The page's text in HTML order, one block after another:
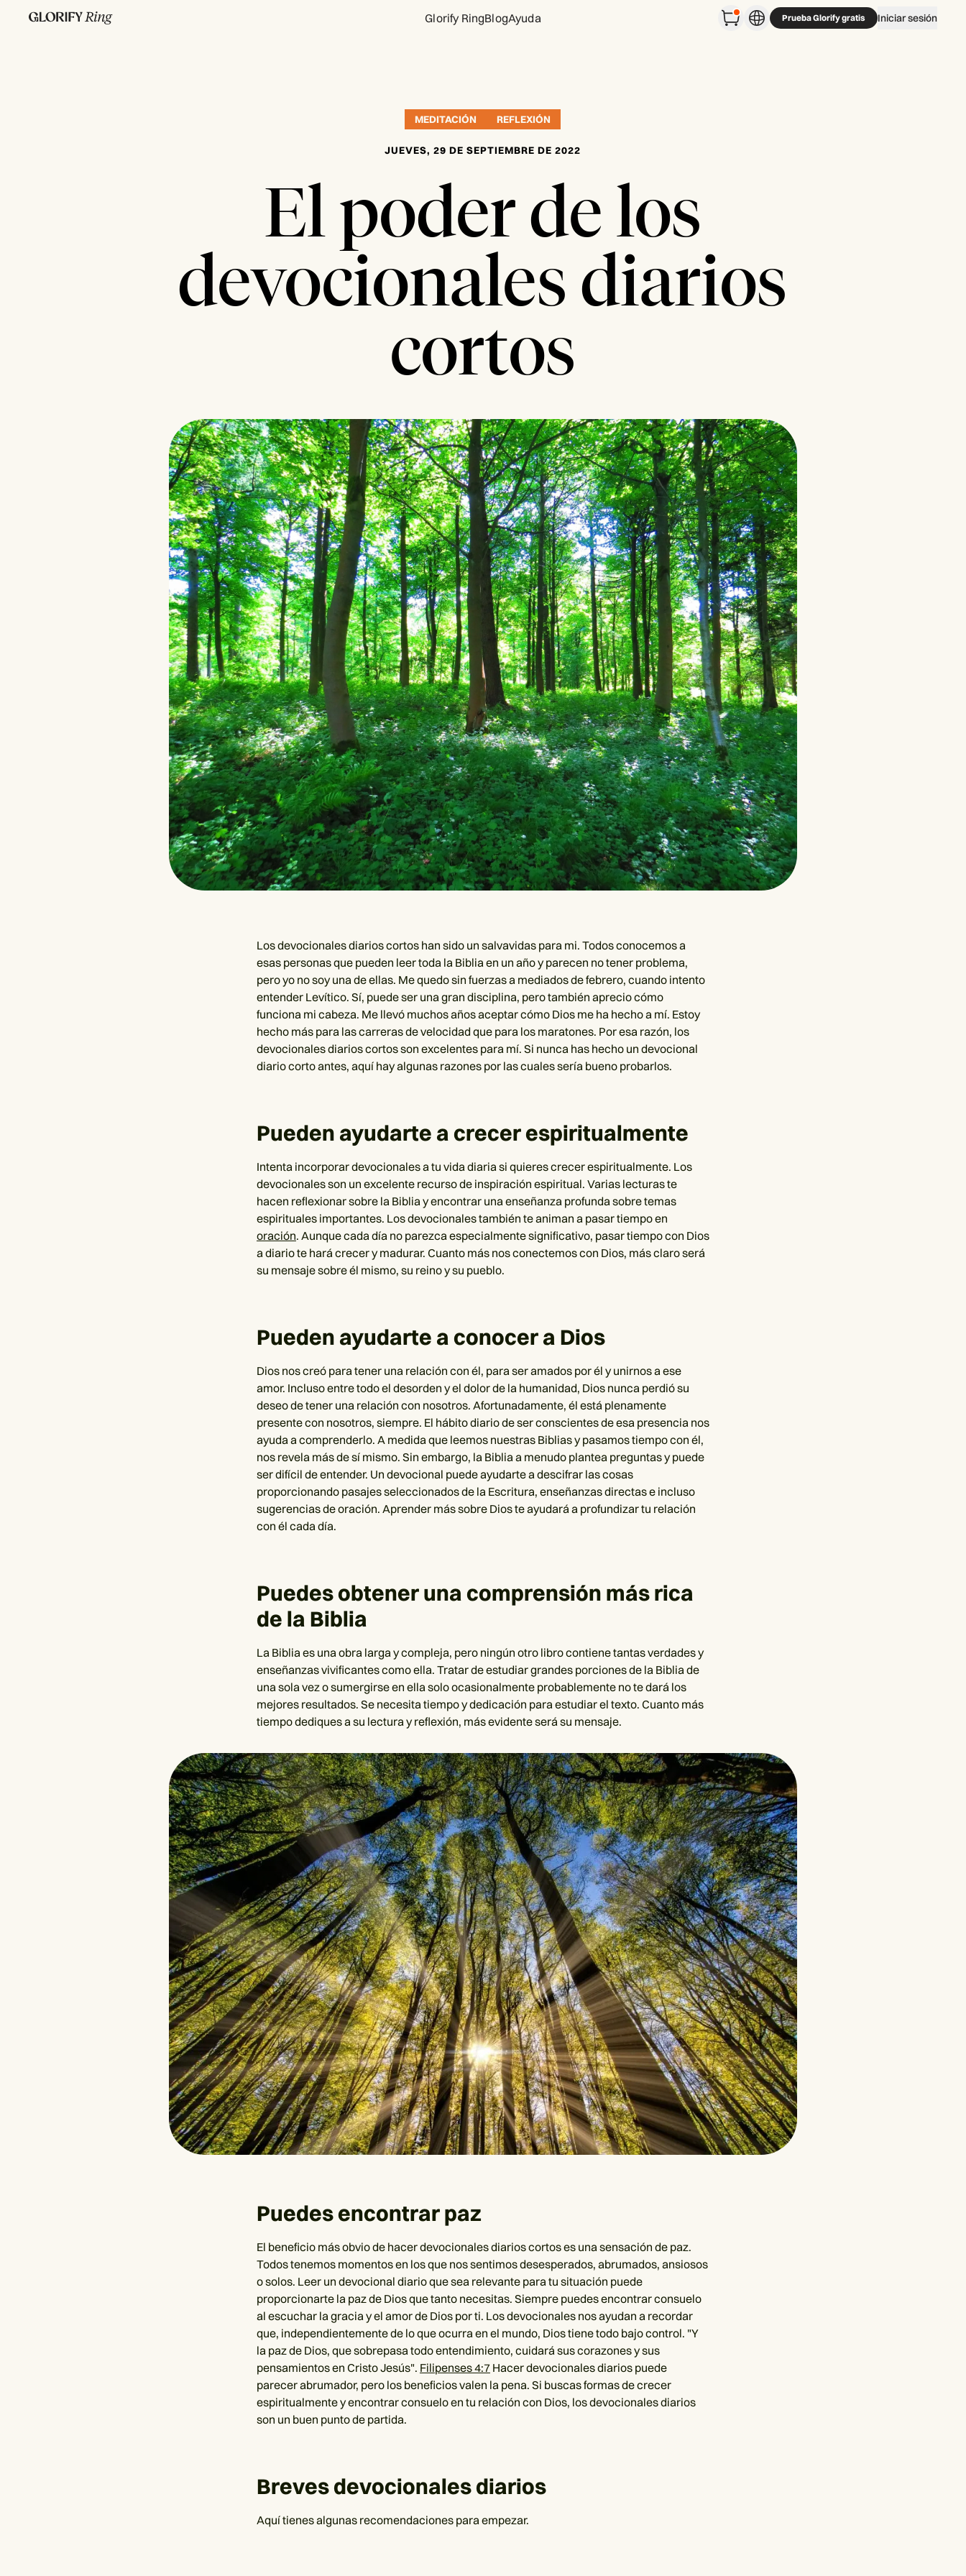
Glorify RingBlogAyuda Prueba Glorify gratis Iniciar sesión
MEDITACIÓN REFLEXIÓN
JUEVES, 29 DE SEPTIEMBRE DE 2022
El poder de los
devocionales diarios
cortos
Los devocionales diarios cortos han sido un salvavidas para mi. Todos conocemos a
esas personas que pueden leer toda la Biblia en un año y parecen no tener problema,
pero yo no soy una de ellas. Me quedo sin fuerzas a mediados de febrero, cuando intento
entender Levítico. Sí, puede ser una gran disciplina, pero también aprecio cómo
funciona mi cabeza. Me llevó muchos años aceptar cómo Dios me ha hecho a mí. Estoy
hecho más para las carreras de velocidad que para los maratones. Por esa razón, los
devocionales diarios cortos son excelentes para mí. Si nunca has hecho un devocional
diario corto antes, aquí hay algunas razones por las cuales sería bueno probarlos.
Pueden ayudarte a crecer espiritualmente
Intenta incorporar devocionales a tu vida diaria si quieres crecer espiritualmente. Los
devocionales son un excelente recurso de inspiración espiritual. Varias lecturas te
hacen reflexionar sobre la Biblia y encontrar una enseñanza profunda sobre temas
espirituales importantes. Los devocionales también te animan a pasar tiempo en
oración. Aunque cada día no parezca especialmente significativo, pasar tiempo con Dios
a diario te hará crecer y madurar. Cuanto más nos conectemos con Dios, más claro será
su mensaje sobre él mismo, su reino y su pueblo.
Pueden ayudarte a conocer a Dios
Dios nos creó para tener una relación con él, para ser amados por él y unirnos a ese
amor. Incluso entre todo el desorden y el dolor de la humanidad, Dios nunca perdió su
deseo de tener una relación con nosotros. Afortunadamente, él está plenamente
presente con nosotros, siempre. El hábito diario de ser conscientes de esa presencia nos
ayuda a comprenderlo. A medida que leemos nuestras Biblias y pasamos tiempo con él,
nos revela más de sí mismo. Sin embargo, la Biblia a menudo plantea preguntas y puede
ser difícil de entender. Un devocional puede ayudarte a descifrar las cosas
proporcionando pasajes seleccionados de la Escritura, enseñanzas directas e incluso
sugerencias de oración. Aprender más sobre Dios te ayudará a profundizar tu relación
con él cada día.
Puedes obtener una comprensión más rica
de la Biblia
La Biblia es una obra larga y compleja, pero ningún otro libro contiene tantas verdades y
enseñanzas vivificantes como ella. Tratar de estudiar grandes porciones de la Biblia de
una sola vez o sumergirse en ella solo ocasionalmente probablemente no te dará los
mejores resultados. Se necesita tiempo y dedicación para estudiar el texto. Cuanto más
tiempo dediques a su lectura y reflexión, más evidente será su mensaje.
Puedes encontrar paz
El beneficio más obvio de hacer devocionales diarios cortos es una sensación de paz.
Todos tenemos momentos en los que nos sentimos desesperados, abrumados, ansiosos
o solos. Leer un devocional diario que sea relevante para tu situación puede
proporcionarte la paz de Dios que tanto necesitas. Siempre puedes encontrar consuelo
al escuchar la gracia y el amor de Dios por ti. Los devocionales nos ayudan a recordar
que, independientemente de lo que ocurra en el mundo, Dios tiene todo bajo control. "Y
la paz de Dios, que sobrepasa todo entendimiento, cuidará sus corazones y sus
pensamientos en Cristo Jesús". Filipenses 4:7Hacer devocionales diarios puede
parecer abrumador, pero los beneficios valen la pena. Si buscas formas de crecer
espiritualmente y encontrar consuelo en tu relación con Dios, los devocionales diarios
son un buen punto de partida.
Breves devocionales diarios
Aquí tienes algunas recomendaciones para empezar.